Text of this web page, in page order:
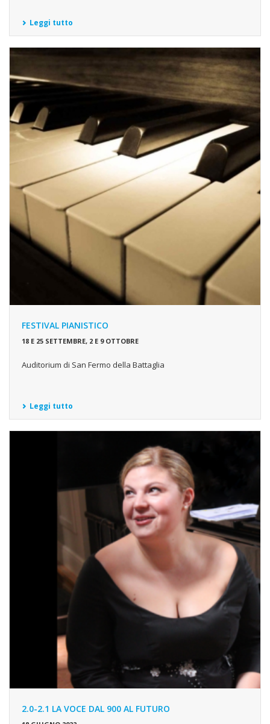
Leggi tutto
FESTIVAL PIANISTICO
18 E 25 SETTEMBRE, 2 E 9 OTTOBRE
Auditorium di San Fermo della Battaglia
Leggi tutto
2.0-2.1 LA VOCE DAL 900 AL FUTURO